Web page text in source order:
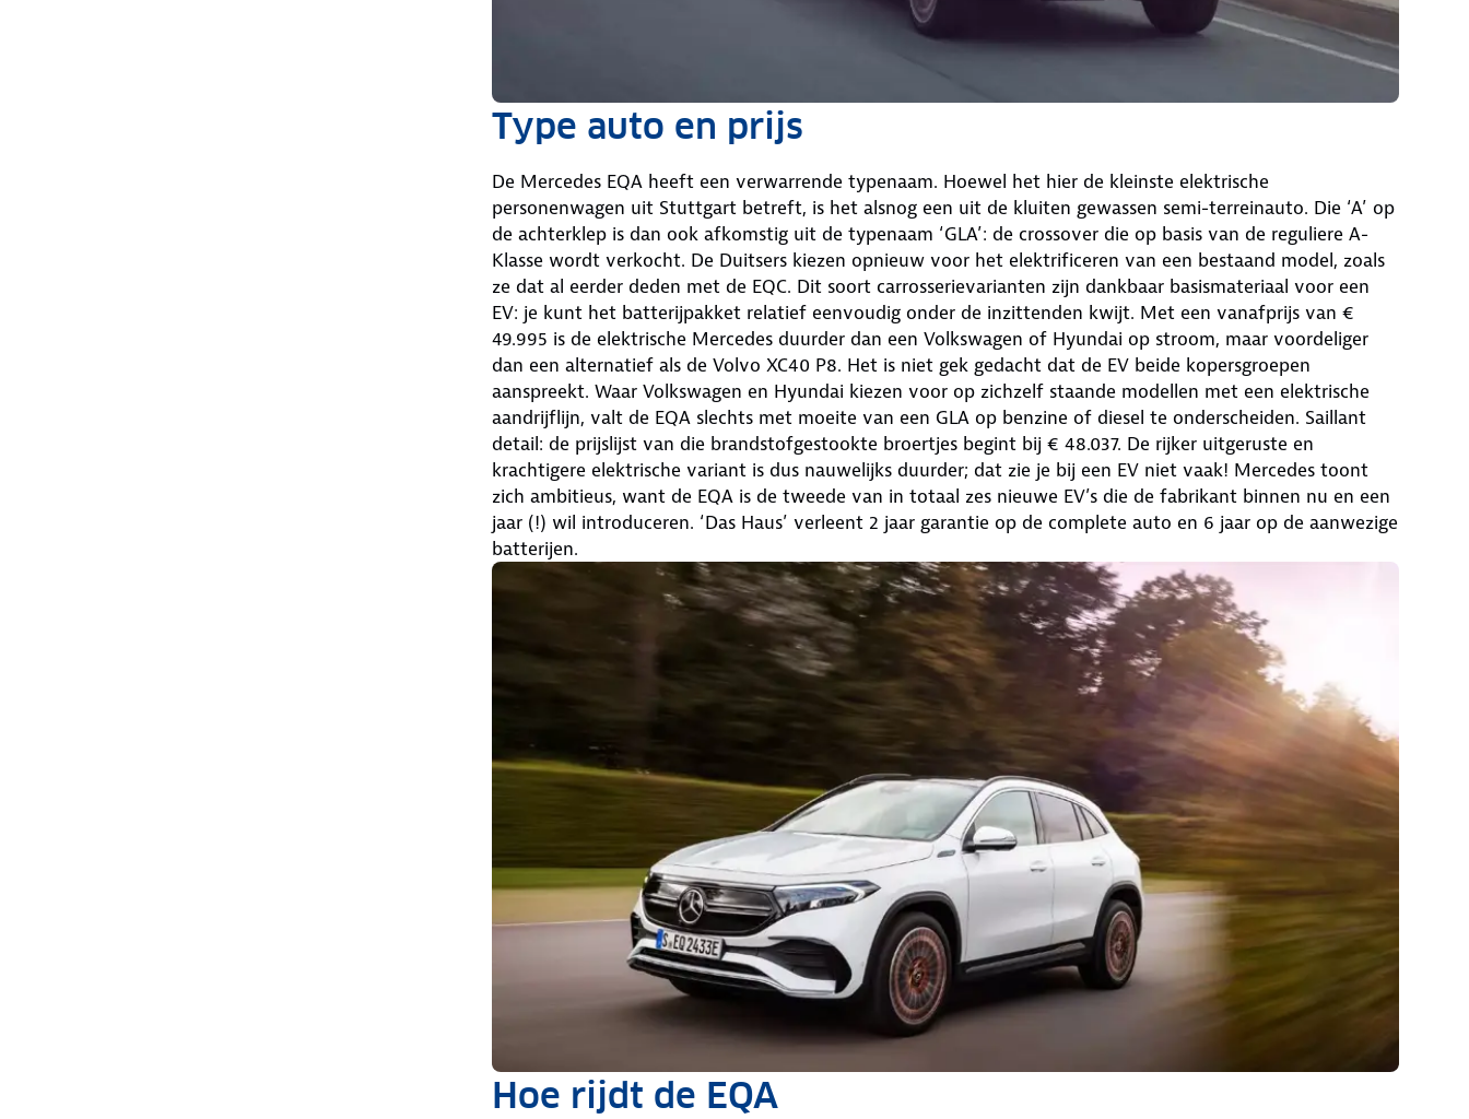
Type auto en prijs
De Mercedes EQA heeft een verwarrende typenaam. Hoewel het hier de kleinste elektrische
personenwagen uit Stuttgart betreft, is het alsnog een uit de kluiten gewassen semi-terreinauto. Die ‘A’ op
de achterklep is dan ook afkomstig uit de typenaam ‘GLA’: de crossover die op basis van de reguliere A-
Klasse wordt verkocht. De Duitsers kiezen opnieuw voor het elektrificeren van een bestaand model, zoals
ze dat al eerder deden met de EQC. Dit soort carrosserievarianten zijn dankbaar basismateriaal voor een
EV: je kunt het batterijpakket relatief eenvoudig onder de inzittenden kwijt. Met een vanafprijs van €
49.995 is de elektrische Mercedes duurder dan een Volkswagen of Hyundai op stroom, maar voordeliger
dan een alternatief als de Volvo XC40 P8. Het is niet gek gedacht dat de EV beide kopersgroepen
aanspreekt. Waar Volkswagen en Hyundai kiezen voor op zichzelf staande modellen met een elektrische
aandrijflijn, valt de EQA slechts met moeite van een GLA op benzine of diesel te onderscheiden. Saillant
detail: de prijslijst van die brandstofgestookte broertjes begint bij € 48.037. De rijker uitgeruste en
krachtigere elektrische variant is dus nauwelijks duurder; dat zie je bij een EV niet vaak! Mercedes toont
zich ambitieus, want de EQA is de tweede van in totaal zes nieuwe EV’s die de fabrikant binnen nu en een
jaar (!) wil introduceren. ‘Das Haus’ verleent 2 jaar garantie op de complete auto en 6 jaar op de aanwezige
batterijen.
Hoe rijdt de EQA